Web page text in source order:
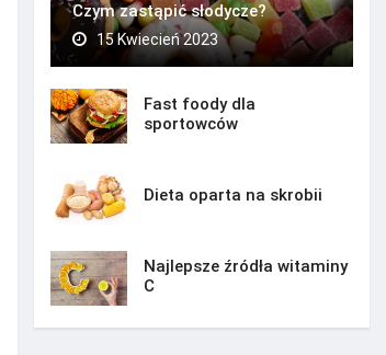
Czym zastąpić słodycze?
15 Kwiecień 2023
Fast foody dla
sportowców
Dieta oparta na skrobii
Najlepsze źródła witaminy
C